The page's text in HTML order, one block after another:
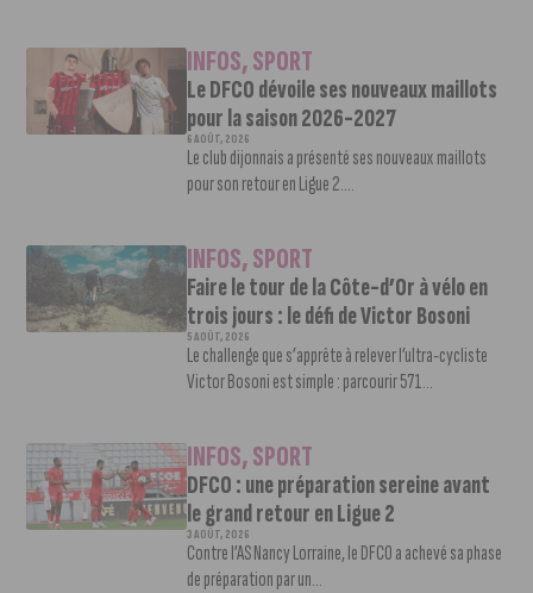
INFOS,SPORT
Le DFCO dévoile ses nouveaux maillots
pour la saison 2026-2027
6 AOÛT, 2026
Le club dijonnais a présenté ses nouveaux maillots
pour son retour en Ligue 2....
INFOS,SPORT
Faire le tour de la Côte-d’Or à vélo en
trois jours : le défi de Victor Bosoni
5 AOÛT, 2026
Le challenge que s’apprête à relever l’ultra-cycliste
Victor Bosoni est simple : parcourir 571...
INFOS,SPORT
DFCO : une préparation sereine avant
le grand retour en Ligue 2
3 AOÛT, 2026
Contre l’AS Nancy Lorraine, le DFCO a achevé sa phase
de préparation par un...